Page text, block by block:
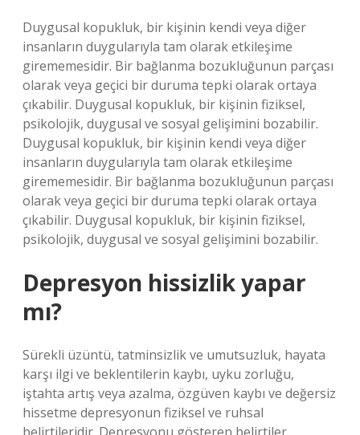
Duygusal kopukluk, bir kişinin kendi veya diğer
insanların duygularıyla tam olarak etkileşime
girememesidir. Bir bağlanma bozukluğunun parçası
olarak veya geçici bir duruma tepki olarak ortaya
çıkabilir. Duygusal kopukluk, bir kişinin fiziksel,
psikolojik, duygusal ve sosyal gelişimini bozabilir.
Duygusal kopukluk, bir kişinin kendi veya diğer
insanların duygularıyla tam olarak etkileşime
girememesidir. Bir bağlanma bozukluğunun parçası
olarak veya geçici bir duruma tepki olarak ortaya
çıkabilir. Duygusal kopukluk, bir kişinin fiziksel,
psikolojik, duygusal ve sosyal gelişimini bozabilir.
Depresyon hissizlik yapar
mı?
Sürekli üzüntü, tatminsizlik ve umutsuzluk, hayata
karşı ilgi ve beklentilerin kaybı, uyku zorluğu,
iştahta artış veya azalma, özgüven kaybı ve değersiz
hissetme depresyonun fiziksel ve ruhsal